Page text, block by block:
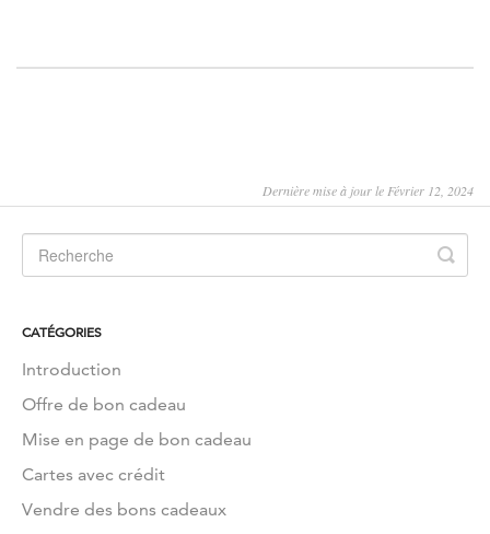
Dernière mise à jour le Février 12, 2024
CATÉGORIES
Introduction
Offre de bon cadeau
Mise en page de bon cadeau
Cartes avec crédit
Vendre des bons cadeaux